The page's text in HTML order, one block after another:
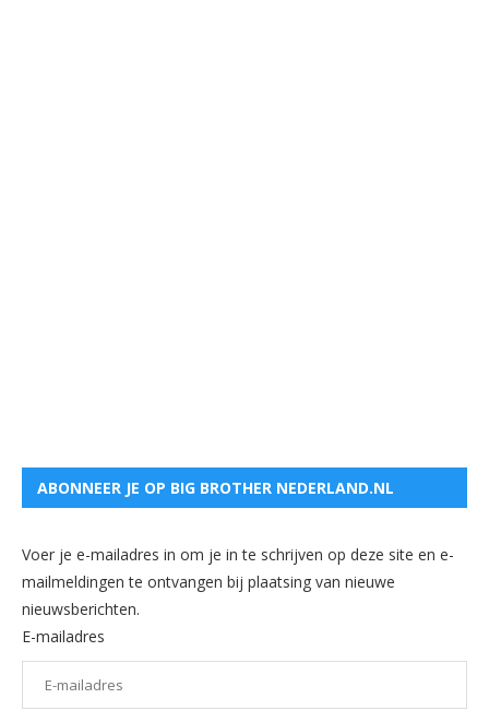
ABONNEER JE OP BIG BROTHER NEDERLAND.NL
Voer je e-mailadres in om je in te schrijven op deze site en e-
mailmeldingen te ontvangen bij plaatsing van nieuwe
nieuwsberichten.
E-mailadres